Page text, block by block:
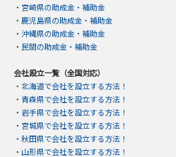
・ 宮崎県の助成金・補助金
・ 鹿児島県の助成金・補助金
・ 沖縄県の助成金・補助金
・ 民間の助成金・補助金
会社設立一覧（全国対応）
・ 北海道で会社を設立する方法！
・ 青森県で会社を設立する方法！
・ 岩手県で会社を設立する方法！
・ 宮城県で会社を設立する方法！
・ 秋田県で会社を設立する方法！
・ 山形県で会社を設立する方法！